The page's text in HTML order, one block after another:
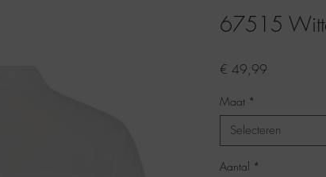
67515
€ 49,99
Maat *
Selecteren
Aantal *